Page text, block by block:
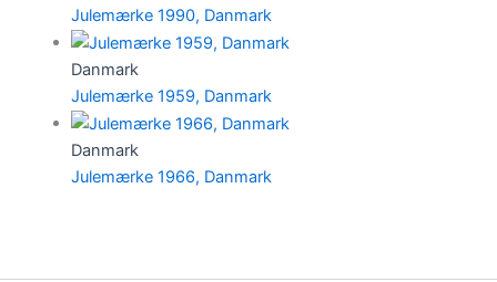
Julemærke 1990, Danmark
Danmark
Julemærke 1959, Danmark
Danmark
Julemærke 1966, Danmark